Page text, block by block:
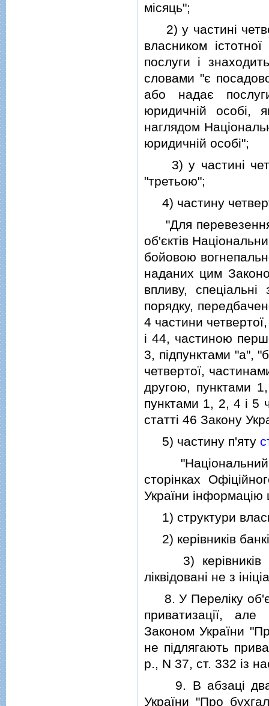
мiсяць";
2) у частинi
власником
послуги i
словами "є
або надає
юридичнiй особi,
наглядом
юридичнiй особi";
3) у частинi
"третьою";
4) частину
"Для перевезення
об'єктiв
бойовою
наданих цим
впливу,
порядку,
4 частини
i 44, частиною
3, пiдпунктами "а",
четвертої,
другою, пунктами
пунктами 1, 2, 4 i 5
статтi 46 Закону
5) частину п'яту
"Нацiональний
сторiнках
України iнформацiю
1) структури
2) керiвникiв
3) керiвникiв та
лiквiдованi не з
8. У Перелiку
приватизацiї, але
Законом України
не пiдлягають
р., N 37, ст. 332 iз
9. В абзацi
України "Про